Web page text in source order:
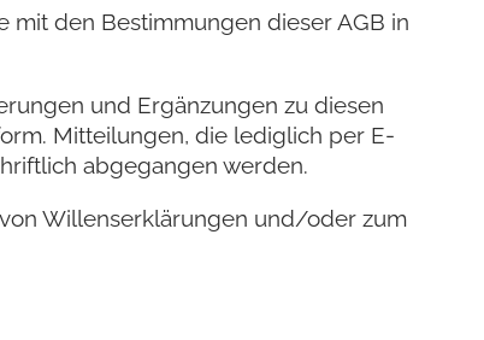
mit den Bestimmungen dieser AGB in
und Ergänzungen zu diesen
Mitteilungen, die lediglich per E-
abgegangen werden.
Willenserklärungen und/oder zum